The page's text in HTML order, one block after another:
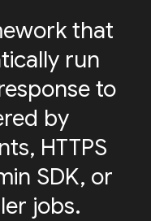
that
run
to
by
HTTPS
SDK, or
jobs.